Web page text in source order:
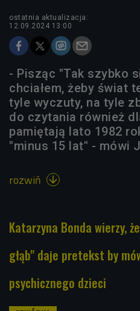
ostatnia aktualizacja:
12.09.2024 13:00
- Pisząc "Tak szybko
chciałem, żeby świat
tyle wyczuty, na tyle
do czytania również
pamiętają lato 1982
"minus 15 lat" - mówi
rozwiń 
Katarzyna Bonda wierzy,
głąb" daje pretekst by
psychicznego dzieci